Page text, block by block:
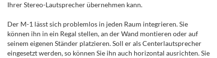
Ihrer Stereo-Lautsprecher übernehmen kann.
Der M-1 lässt sich problemlos in jeden Raum integrieren. Sie
können ihn in ein Regal stellen, an der Wand montieren oder auf
seinem eigenen Ständer platzieren. Soll er als Centerlautsprecher
eingesetzt werden, so können Sie ihn auch horizontal ausrichten. Sie